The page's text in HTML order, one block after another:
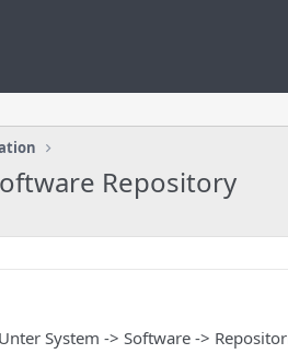
Repository
System -> Software ->